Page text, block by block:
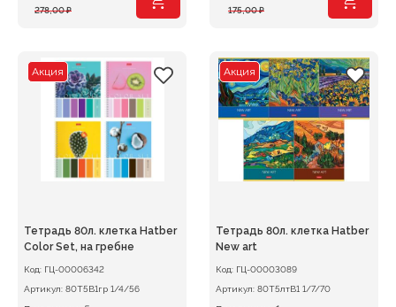
278,00₽
Первоначальная
278,00 ₽.
Текущая
175,00₽
Первоначальная
175,00 ₽.
Текущая
Акция
Тетрадь 80л. клетка Hatber
Color Set, на гребне
Код: ГЦ-00006342
Артикул:
80Т5В1гр 1/4/56
Акция
Тетрадь 80л. клетка Hatber
New art
Код: ГЦ-00003089
Артикул:
80Т5лтВ1 1/7/70